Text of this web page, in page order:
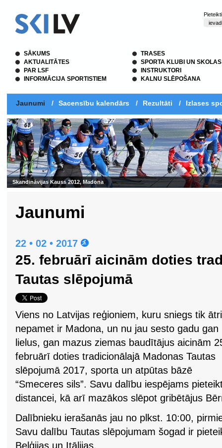
SĀKUMS
AKTUALITĀTES
PAR LSF
INFORMĀCIJA SPORTISTIEM
TRASES
SPORTA KLUBI UN SKOLAS
INSTRUKTORI
KALNU SLĒPOŠANA
Jaunumi / Sacensību kalendārs / Rezultāti / Izlases
Skandināvijas Kauss 2012, Madona
Jaunumi
22 • 02 • 2017
25. februārī aicinām doties
Tautas slēpojumā
Viens no Latvijas reģioniem, kuru sniegs tik ātri
nepamet ir Madona, un nu jau sesto gadu gan
lielus, gan mazus ziemas baudītājus aicinām
februārī doties tradicionālajā Madonas Tautas
slēpojumā 2017, sporta un atpūtas bāzē
“Smeceres sils”. Savu dalību iespējams
distancei, kā arī mazākos slēpot gribētājus
Dalībnieku ierašanās jau no plkst. 10:00,
Savu dalību Tautas slēpojumam šogad ir
Beļģijas un Itālijas.